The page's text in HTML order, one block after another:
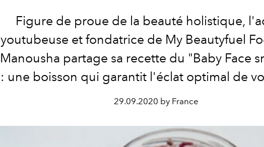
Figure de proue de la beauté holistique,
youtubeuse et fondatrice de My Beautyfuel
Manousha partage sa recette du "Baby Face
: une boisson qui garantit l'éclat optimal de
29.09.2020 by France